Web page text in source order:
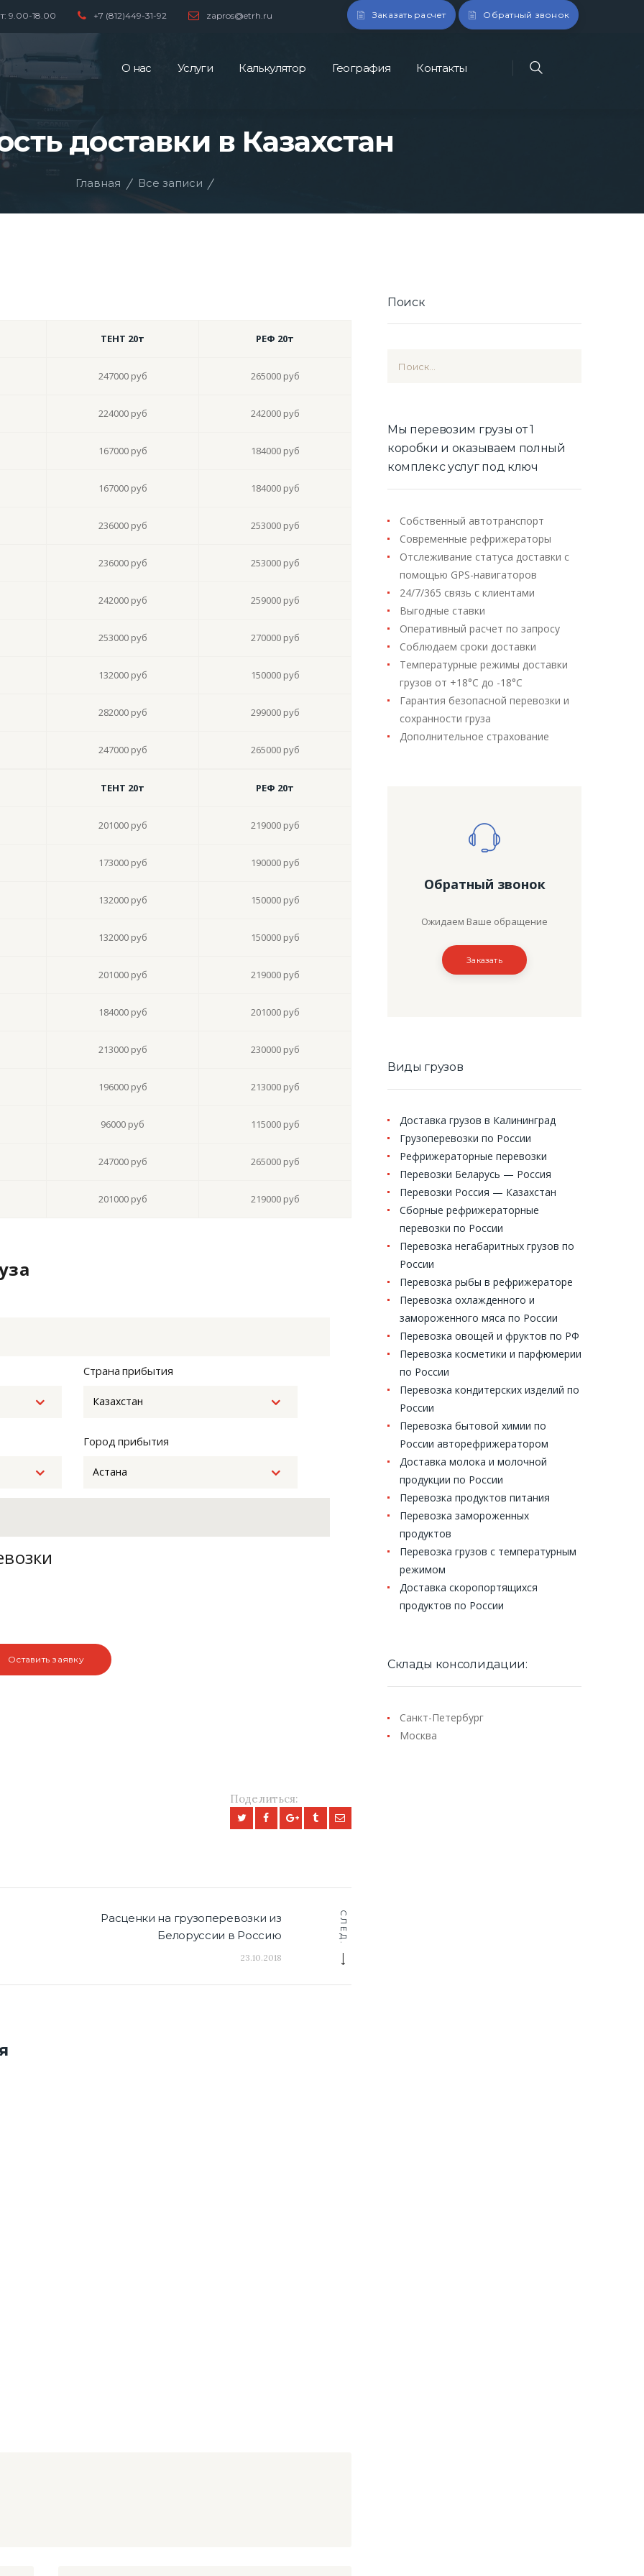
9.00-18.00 +7 (812)449-31-92 zapros@etrh.ru Заказать расчет Обратный звонок
О нас Услуги Калькулятор География Контакты
доставки в Казахстан
Главная Все записи
ТЕНТ 20т РЕФ 20т
247000 руб 265000 руб
224000 руб 242000 руб
167000 руб 184000 руб
167000 руб 184000 руб
236000 руб 253000 руб
236000 руб 253000 руб
242000 руб 259000 руб
253000 руб 270000 руб
132000 руб 150000 руб
282000 руб 299000 руб
247000 руб 265000 руб
ТЕНТ 20т РЕФ 20т
201000 руб 219000 руб
173000 руб 190000 руб
132000 руб 150000 руб
132000 руб 150000 руб
201000 руб 219000 руб
184000 руб 201000 руб
213000 руб 230000 руб
196000 руб 213000 руб
96000 руб 115000 руб
247000 руб 265000 руб
201000 руб 219000 руб
Страна прибытия
Казахстан
Город прибытия
Астана
Поделиться:
СЛЕД.
Расценки на грузоперевозки из
Белоруссии в Россию
23.10.2018
Поиск
Мы перевозим грузы от 1
коробки и оказываем полный
комплекс услуг под ключ
Собственный автотранспорт
Современные рефрижераторы
Отслеживание статуса доставки с
помощью GPS-навигаторов
24/7/365 связь с клиентами
Выгодные ставки
Оперативный расчет по запросу
Соблюдаем сроки доставки
Температурные режимы доставки
грузов от +18°C до -18°C
Гарантия безопасной перевозки и
сохранности груза
Дополнительное страхование
Обратный звонок
Ожидаем Ваше обращение
Заказать
Виды грузов
Доставка грузов в Калининград
Грузоперевозки по России
Рефрижераторные перевозки
Перевозки Беларусь — Россия
Перевозки Россия — Казахстан
Сборные рефрижераторные
перевозки по России
Перевозка негабаритных грузов по
России
Перевозка рыбы в рефрижераторе
Перевозка охлажденного и
замороженного мяса по России
Перевозка овощей и фруктов по РФ
Перевозка косметики и парфюмерии
по России
Перевозка кондитерских изделий по
России
Перевозка бытовой химии по
России авторефрижератором
Доставка молока и молочной
продукции по России
Перевозка продуктов питания
Перевозка замороженных
продуктов
Перевозка грузов с температурным
режимом
Доставка скоропортящихся
продуктов по России
Склады консолидации:
Санкт-Петербург
Москва